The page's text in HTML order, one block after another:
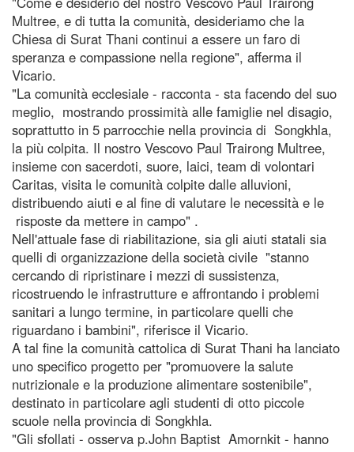
Multree, e di tutta la comunità, desideriamo che la
Chiesa di Surat Thani continui a essere un faro di
speranza e compassione nella regione", afferma il
Vicario.
"La comunità ecclesiale - racconta - sta facendo del suo
meglio, mostrando prossimità alle famiglie nel disagio,
soprattutto in 5 parrocchie nella provincia di Songkhla,
la più colpita. Il nostro Vescovo Paul Trairong Multree,
insieme con sacerdoti, suore, laici, team di volontari
Caritas, visita le comunità colpite dalle alluvioni,
distribuendo aiuti e al fine di valutare le necessità e le
risposte da mettere in campo" .
Nell'attuale fase di riabilitazione, sia gli aiuti statali sia
quelli di organizzazione della società civile "stanno
cercando di ripristinare i mezzi di sussistenza,
ricostruendo le infrastrutture e affrontando i problemi
sanitari a lungo termine, in particolare quelli che
riguardano i bambini", riferisce il Vicario.
A tal fine la comunità cattolica di Surat Thani ha lanciato
uno specifico progetto per "promuovere la salute
nutrizionale e la produzione alimentare sostenibile",
destinato in particolare agli studenti di otto piccole
scuole nella provincia di Songkhla.
"Gli sfollati - osserva p.John Baptist Amornkit - hanno